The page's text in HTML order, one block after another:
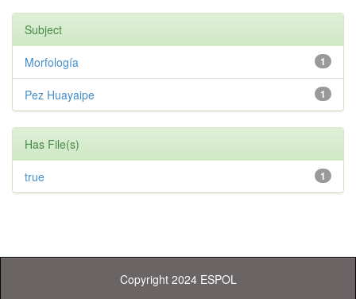
Subject
1
Morfología
1
Pez Huayaipe
Has File(s)
1
true
Copyright 2024 ESPOL